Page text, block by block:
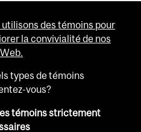
utilisons des témoins pour
la convivialité de nos
types de témoins
vous?
témoins strictement